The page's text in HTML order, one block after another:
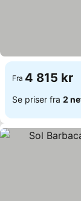
Fra 4 815 kr
Se priser fra 2